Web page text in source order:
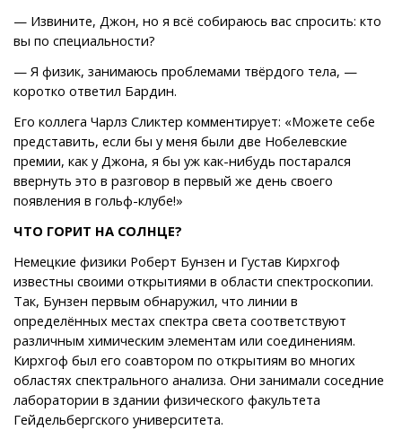
— Извините, Джон, но я всё собираюсь вас спросить: кто
вы по специальности?
— Я физик, занимаюсь проблемами твёрдого тела, —
коротко ответил Бардин.
Его коллега Чарлз Сликтер комментирует: «Можете себе
представить, если бы у меня были две Нобелевские
премии, как у Джона, я бы уж как-нибудь постарался
ввернуть это в разговор в первый же день своего
появления в гольф-клубе!»
ЧТО ГОРИТ НА СОЛНЦЕ?
Немецкие физики Роберт Бунзен и Густав Кирхгоф
известны своими открытиями в области спектроскопии.
Так, Бунзен первым обнаружил, что линии в
определённых местах спектра света соответствуют
различным химическим элементам или соединениям.
Кирхгоф был его соавтором по открытиям во многих
областях спектрального анализа. Они занимали соседние
лаборатории в здании физического факультета
Гейдельбергского университета.